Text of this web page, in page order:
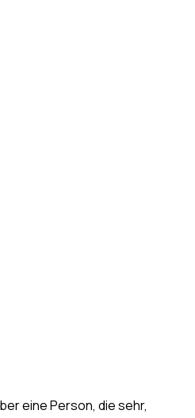
eine Person, die sehr,